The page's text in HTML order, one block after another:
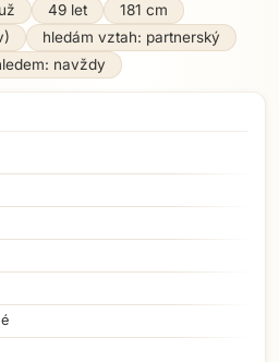
49 let
181 cm
hledám vztah: partnerský
navždy